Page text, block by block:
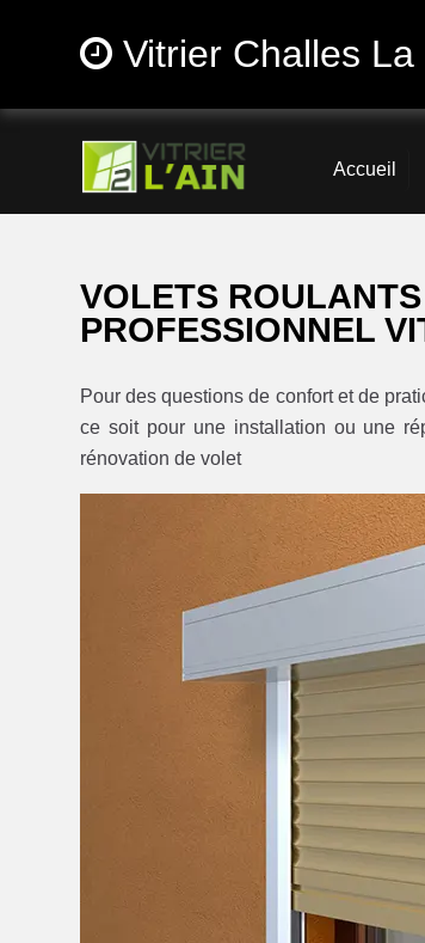
Vitrier Challes
Accueil
VOLETS
PROFESSIONNEL
Pour des questions de confort et de
ce soit pour une installation ou une
rénovation de volet